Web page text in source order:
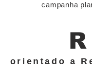
campanha
R
orientado a